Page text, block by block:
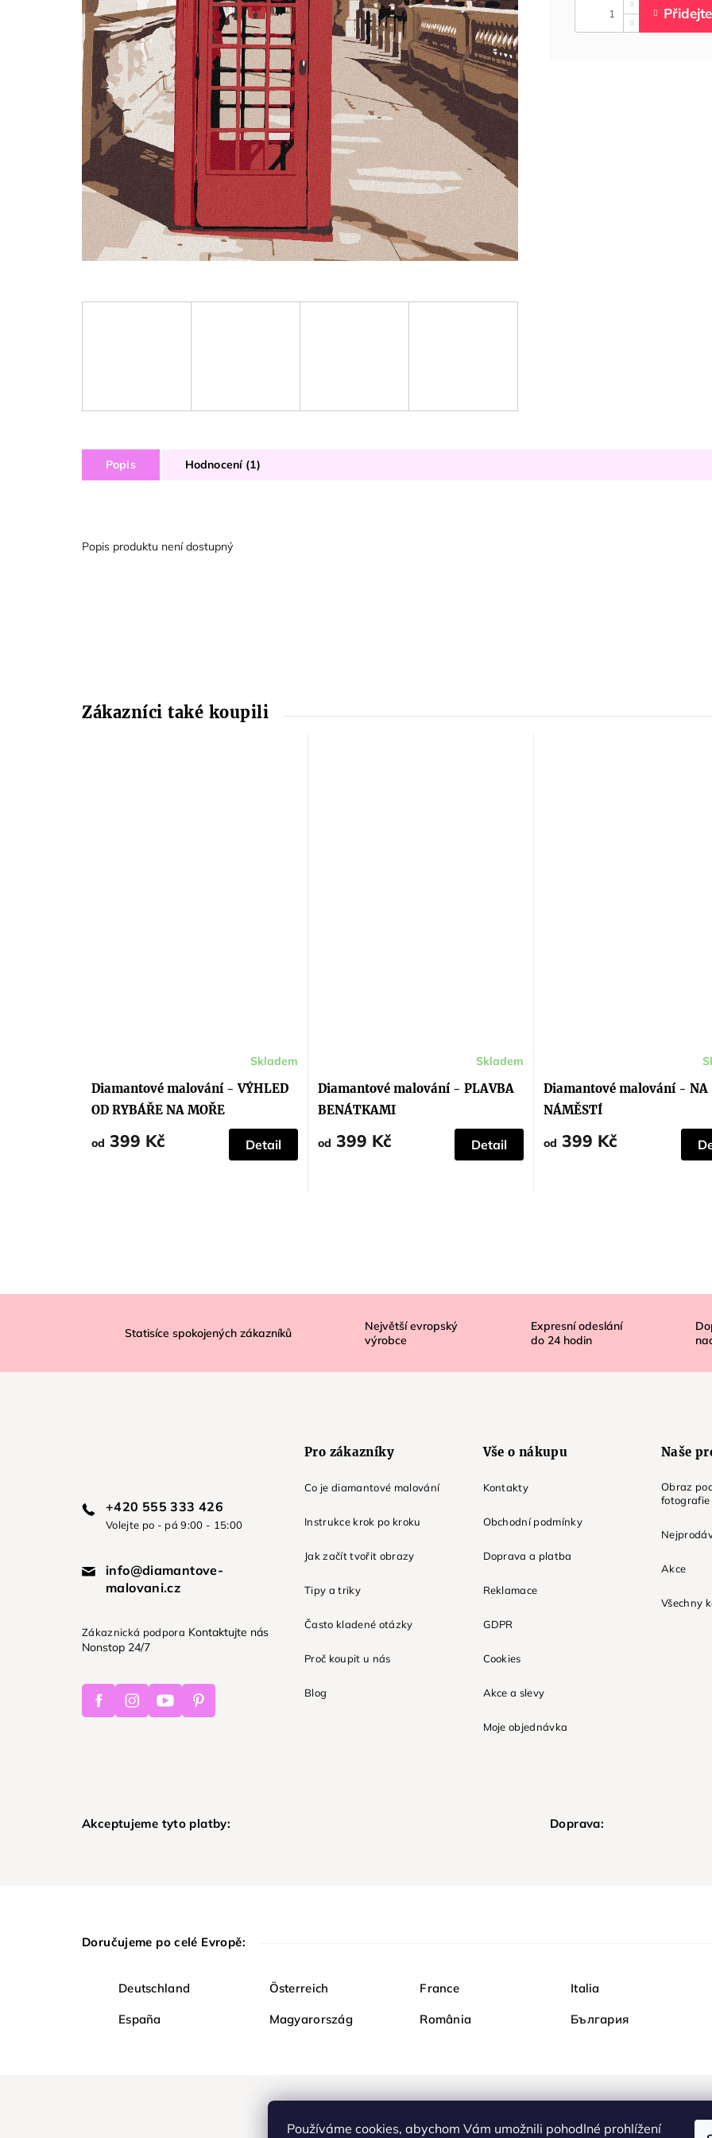
Používáme cookies, abychom Vám umožnili pohodlné prohlížení
Popis Hodnocení (1)
Popis produktu není dostupný
Diamantové malování - VÝHLED
OD RYBÁŘE NA MOŘE
Skladem
od 399 Kč Detail
Diamantové malování - PLAVBA
BENÁTKAMI
produktu
je
5,0
z
hvězdiček.
Skladem
od 399 Kč Detail
Diamantové malování - NA
NÁMĚSTÍ
od 399 Kč
a
Statisíce spokojených zákazníků
Největší evropský
výrobce
Expresní odeslání
do 24hodin
+420 555 333 426
Volejte po - pá 9:00 - 15:00
info@diamantove-
malovani.cz
Zákaznická podpora Kontaktujte nás
Nonstop 24/7
FacebookInstagramYoutubePinterest
Pro zákazníky
Co je diamantové malování
Instrukce krok po kroku
Jak začít tvořit obrazy
Tipy a triky
Často kladené otázky
Proč koupit u nás
Blog
Vše o nákupu
Kontakty
Obchodní podmínky
Doprava a platba
Reklamace
GDPR
Cookies
Akce a slevy
Moje objednávka
Naše
Obraz
fotografie
Akce
Všechny
Akceptujeme tyto platby: Doprava:
Doručujeme po celé Evropě:
Deutschland Österreich France Italia
España Magyarország România България
Nakupujte na